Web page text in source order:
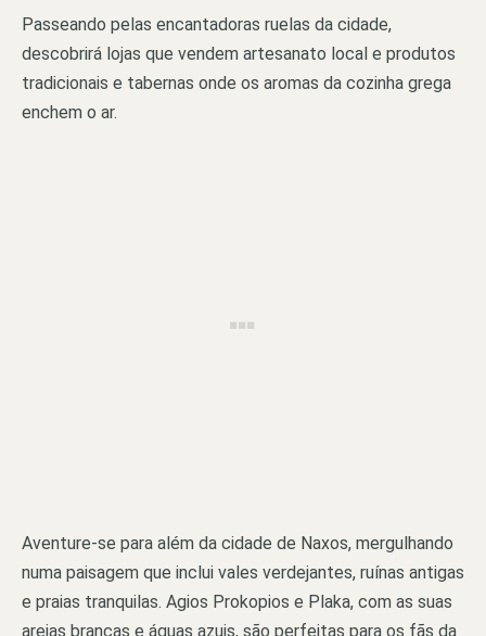
Passeando pelas encantadoras ruelas da cidade,
descobrirá lojas que vendem artesanato local e produtos
tradicionais e tabernas onde os aromas da cozinha grega
enchem o ar.
Aventure-se para além da cidade de Naxos, mergulhando
numa paisagem que inclui vales verdejantes, ruínas antigas
e praias tranquilas. Agios Prokopios e Plaka, com as suas
areias brancas e águas azuis, são perfeitas para os fãs da